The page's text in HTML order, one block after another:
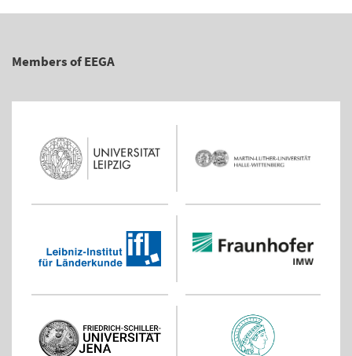
Members of EEGA